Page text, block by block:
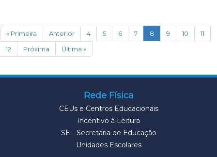
« Primeira Anterior 4 5 6 7 8 (current)
9 10
11
12
Próxima Última »
Rede Física
CEUs e Centros Educacionais
Incentivo à Leitura
SE - Secretaria de Educação
Unidades Escolares